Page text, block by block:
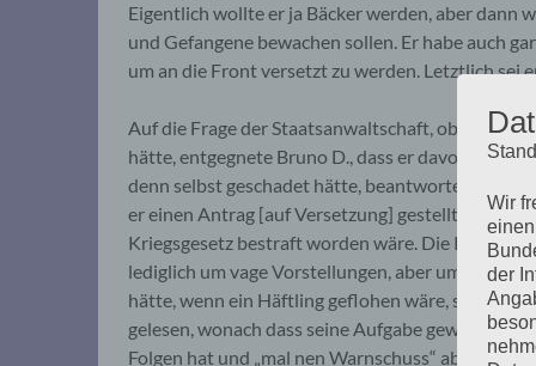
Eigentlich wollte er ja Bäcker werden, aber dann
und Gefangene bewachen sollen. Er habe auch
um an die Front versetzt zu werden. Letztlich sei
Auf die Frage der Staatsanwaltschaft, ob er
hätte, entgegnete Bruno D., dass er davor keine
denn selbst geschadet hätte, beantwortete Bruno
er einen Antrag [auf Versetzung] gestellt hätte.
Kriegsgesetz bestraft worden wäre. Die Richterin
lediglich um vage Vorstellungen, aber um nichts
hätte, wenn ein Häftling geflohen wäre, sagte
gelesen, wonach dass seine Aufgabe gewesen
Folgen hat und „mal nen Warnschuss“
Wir
der